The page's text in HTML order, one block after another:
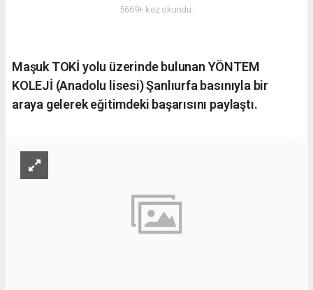
5669+ kez okundu.
Maşuk TOKİ yolu üzerinde bulunan YÖNTEM
KOLEJİ (Anadolu lisesi) Şanlıurfa basınıyla bir
araya gelerek eğitimdeki başarısını paylaştı.